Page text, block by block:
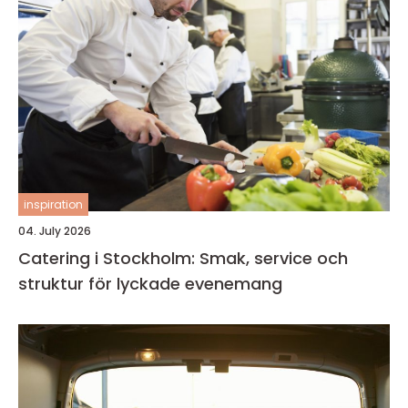
inspiration
04. July 2026
Catering i Stockholm: Smak, service och
struktur för lyckade evenemang